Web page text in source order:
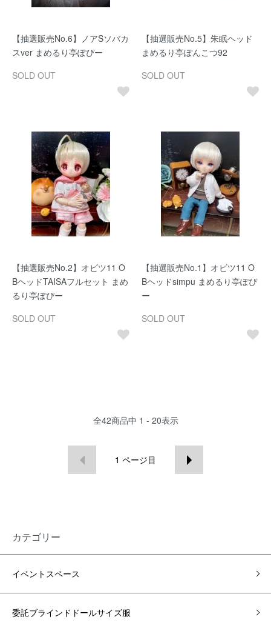
【抽選販売No.6】ノアSソバカ
スver まめるり亭ぽぴー
SOLD OUT
【抽選販売No.5】朱眠ヘッド
まめるり亭ぽんこつ92
SOLD OUT
【抽選販売No.2】オビツ11 O
BヘッドTAISAフルセット まめ
るり亭ぽぴー
SOLD OUT
【抽選販売No.1】オビツ11 O
Bヘッドsimpu まめるり亭ぽぴ
ー
SOLD OUT
全42商品中 1 - 20表示
1 ページ目
カテゴリー
イベントスペース
委託ブラインドドールサイズ服